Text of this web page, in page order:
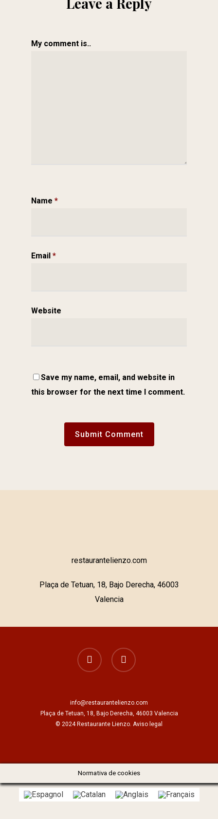
My comment is..
Name *
Email *
Website
Save my name, email, and website in
this browser for the next time I comment.
restaurantelienzo.com
Plaça de Tetuan, 18, Bajo Derecha, 46003
Valencia
facebook instagram
info@restaurantelienzo.com
Plaça de Tetuan, 18, Bajo Derecha, 46003 Valencia
© 2024 Restaurante Lienzo. Aviso legal
Normativa de cookies